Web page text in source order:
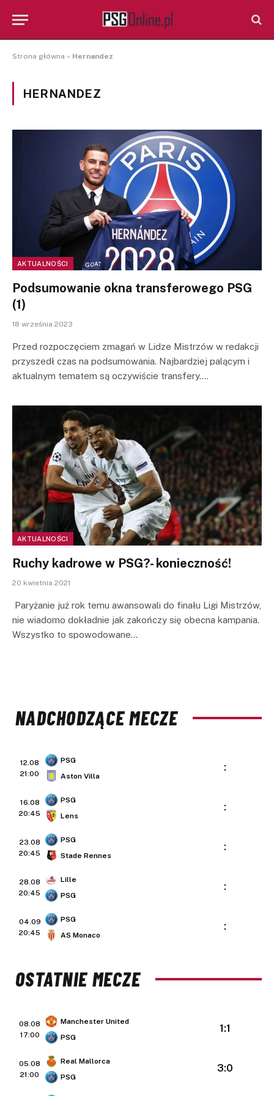
Strona główna » Hernandez
HERNANDEZ
AKTUALNOŚCI
Podsumowanie okna transferowego PSG
(1)
18 września 2023
Przed rozpoczęciem zmagań w Lidze Mistrzów w redakcji
przyszedł czas na podsumowania. Najbardziej palącym i
aktualnym tematem są oczywiście transfery.…
AKTUALNOŚCI
Ruchy kadrowe w PSG?- konieczność!
20 kwietnia 2021
Paryżanie już rok temu awansowali do finału Ligi Mistrzów,
nie wiadomo dokładnie jak zakończy się obecna kampania.
Wszystko to spowodowane…
NADCHODZĄCE MECZE
12.08
21:00
PSG
Aston Villa
:
16.08
20:45
PSG
Lens
:
23.08
20:45
PSG
Stade Rennes
:
28.08
20:45
Lille
PSG
:
04.09
20:45
PSG
AS Monaco
:
OSTATNIE MECZE
08.08
17:00
Manchester United
PSG
1:1
05.08
21:00
Real Mallorca
PSG
3:0